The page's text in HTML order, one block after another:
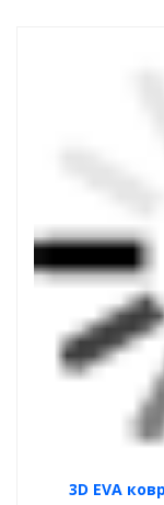
3D EVA